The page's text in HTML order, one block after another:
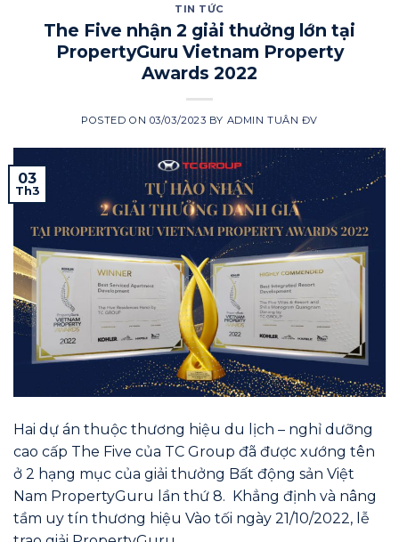
TIN TỨC
The Five nhận 2 giải thưởng lớn tại
PropertyGuru Vietnam Property
Awards 2022
POSTED ON 03/03/2023 BY ADMIN TUÂN ĐV
03
Th3
Hai dự án thuộc thương hiệu du lịch – nghỉ dưỡng
cao cấp The Five của TC Group đã được xướng tên
ở 2 hạng mục của giải thưởng Bất động sản Việt
Nam PropertyGuru lần thứ 8. Khẳng định và nâng
tầm uy tín thương hiệu Vào tối ngày 21/10/2022, lễ